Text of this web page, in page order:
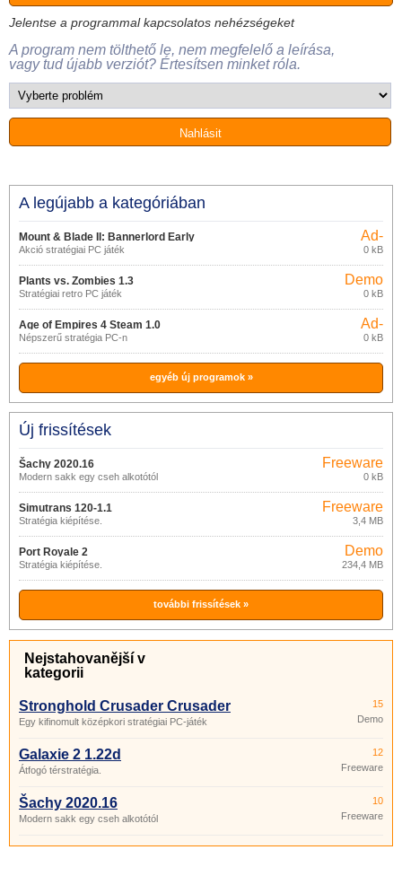
Jelentse a programmal kapcsolatos nehézségeket
A program nem tölthető le, nem megfelelő a leírása,
vagy tud újabb verziót? Értesítsen minket róla.
A legújabb a kategóriában
Mount & Blade II: Bannerlord Early
Access
Akció stratégiai PC játék
Ad-
supported
0 kB
Plants vs. Zombies 1.3
Stratégiai retro PC játék
Demo
0 kB
Age of Empires 4 Steam 1.0
Népszerű stratégia PC-n
Ad-
supported
0 kB
egyéb új programok »
Új frissítések
Šachy 2020.16
Modern sakk egy cseh alkotótól
Freeware
0 kB
Simutrans 120-1.1
Stratégia kiépítése.
Freeware
3,4 MB
Port Royale 2
Stratégia kiépítése.
Demo
234,4 MB
további frissítések »
Nejstahovanější v
kategorii
Stronghold Crusader Crusader
Egy kifinomult középkori stratégiai PC-játék
15
Demo
Galaxie 2 1.22d
Átfogó térstratégia.
12
Freeware
Šachy 2020.16
Modern sakk egy cseh alkotótól
10
Freeware